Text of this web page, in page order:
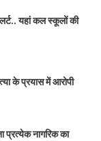
यहां कल स्कूलों की
के प्रयास में आरोपी
प्रत्येक नागरिक का